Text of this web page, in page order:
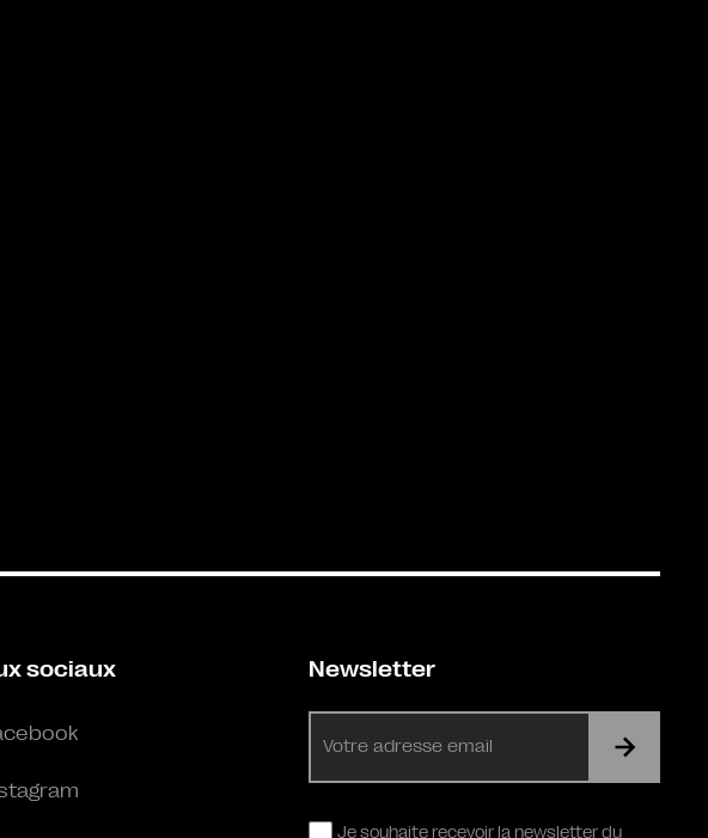
sociaux Newsletter
mail
RGPDJe souhaite recevoir la newsletter du